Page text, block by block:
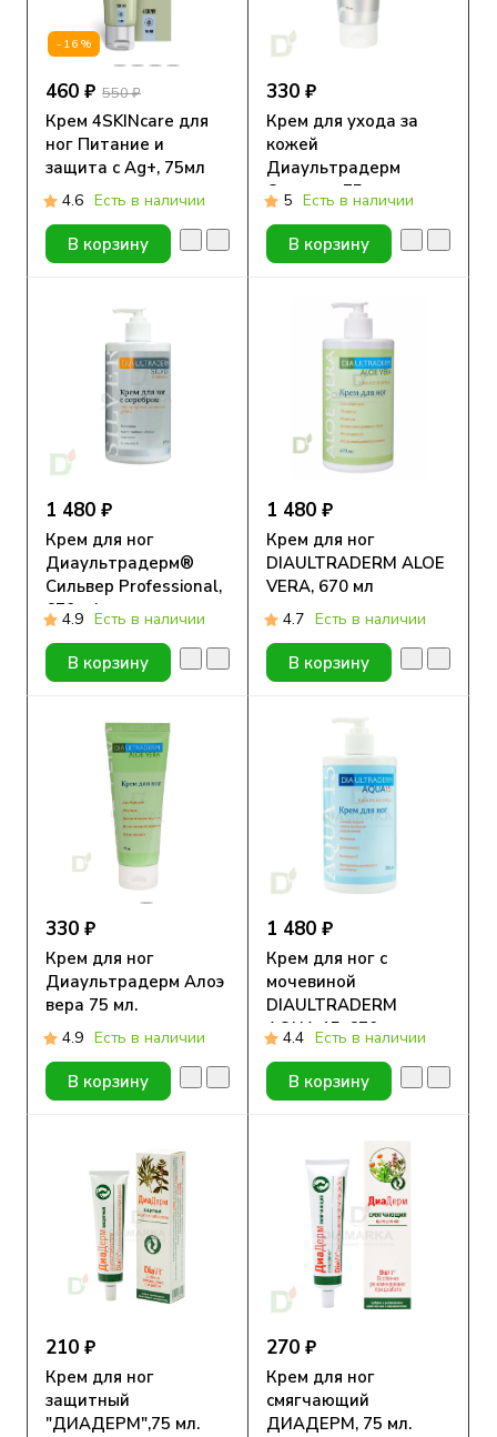
-16%
460 ₽ 550 ₽
Крем 4SKINcare для
ног Питание и
защита с Ag+, 75мл
4.6 Есть в наличии
В корзину
330 ₽
Крем для ухода за
кожей
Диаультрадерм
Сильвер, 75 мл.
5 Есть в наличии
В корзину
1 480 ₽
Крем для ног
Диаультрадерм®
Сильвер Professional,
670 ml
4.9 Есть в наличии
В корзину
1 480 ₽
Крем для ног
DIAULTRADERM ALOE
VERA, 670 мл
4.7 Есть в наличии
В корзину
330 ₽
Крем для ног
Диаультрадерм Алоэ
вера 75 мл.
4.9 Есть в наличии
В корзину
1 480 ₽
Крем для ног с
мочевиной
DIAULTRADERM
AQUA 15, 670 мл
4.4 Есть в наличии
В корзину
210 ₽
Крем для ног
защитный
"ДИАДЕРМ",75 мл.
270 ₽
Крем для ног
смягчающий
ДИАДЕРМ, 75 мл.